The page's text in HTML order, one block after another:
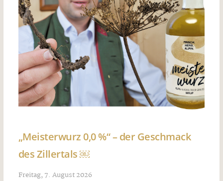
„Meisterwurz 0,0 %“ – der Geschmack
des Zillertals ￼
Freitag, 7. August 2026